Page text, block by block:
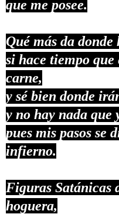
que me posee.
Qué más da donde
si hace tiempo
carne,
y sé bien donde
y no hay nada que
pues mis pasos se
infierno.
Figuras Satánicas
hoguera,